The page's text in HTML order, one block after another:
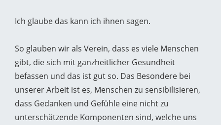
Ich glaube das kann ich ihnen sagen.
So glauben wir als Verein, dass es viele Menschen
gibt, die sich mit ganzheitlicher Gesundheit
befassen und das ist gut so. Das Besondere bei
unserer Arbeit ist es, Menschen zu sensibilisieren,
dass Gedanken und Gefühle eine nicht zu
unterschätzende Komponenten sind, welche uns